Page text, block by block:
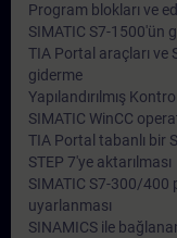
Program blokları ve
SIMATIC S7-1500'ün
TIA Portal araçları ve
giderme
Yapılandırılmış
SIMATIC WinCC
TIA Portal tabanlı bir
STEP 7'ye aktarılması
SIMATIC S7-300/400
uyarlanması
SINAMICS ile